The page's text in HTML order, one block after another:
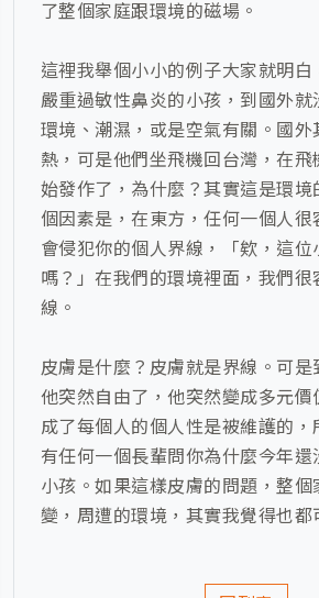
了整個家庭跟環境的磁場。
這裡我舉個小小的例子大家就明白
嚴重過敏性鼻炎的小孩，到國外就
環境、潮濕，或是空氣有關。國外
熱，可是他們坐飛機回台灣，在飛
始發作了，為什麼？其實這是環境
個因素是，在東方，任何一個人很
會侵犯你的個人界線，「欸，這位
嗎？」在我們的環境裡面，我們很
線。
皮膚是什麼？皮膚就是界線。可是
他突然自由了，他突然變成多元價
成了每個人的個人性是被維護的，
有任何一個長輩問你為什麼今年還
小孩。如果這樣皮膚的問題，整個
變，周遭的環境，其實我覺得也都